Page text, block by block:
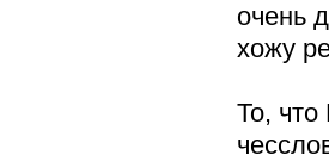
очень
хожу
То,